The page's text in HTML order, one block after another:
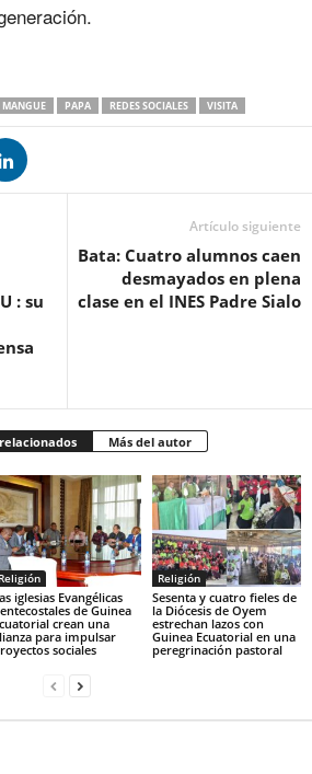
PAPA REDES SOCIALES VISITA
: su
Artículo siguiente
Bata: Cuatro alumnos caen
desmayados en plena
clase en el INES Padre Sialo
Más del autor
Religión
iglesias Evangélicas
de Guinea
crean una
para impulsar
sociales
Religión
Sesenta y cuatro fieles de
la Diócesis de Oyem
estrechan lazos con
Guinea Ecuatorial en una
peregrinación pastoral